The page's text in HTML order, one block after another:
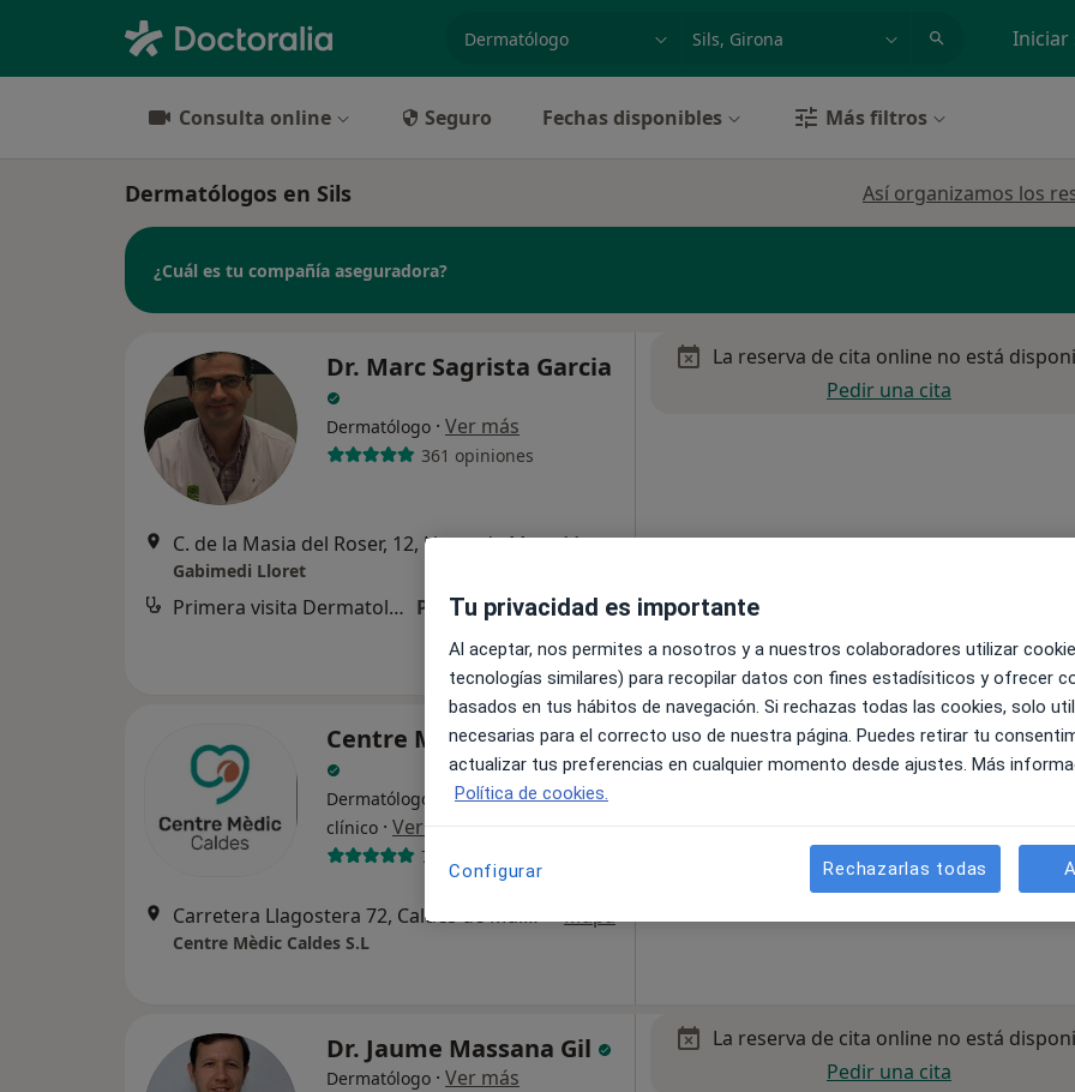
especialidad, enfermedad o nombre Iniciar
Consulta online Seguro Fechas disponibles Más filtros
Dermatólogos en Sils Así organizamos los
¿Cuál es tu compañía aseguradora?
Dr. Marc Sagrista Garcia
Dermatólogo · Ver más
361 opiniones
C. de la Masia del Roser, 12, Lloret de Mar•Mapa
Gabimedi Lloret
Primera visita Dermatología Precio sin especificar
La reserva de cita online no está
Pedir una cita
Centre Mèdic Caldes S.L
Dermatólogo, Acupuntor, Analista
clínico · Ver más
790 opiniones
Carretera Llagostera 72, Caldes de Malavella •Mapa
Centre Mèdic Caldes S.L
La reserva de cita online no está
Mostrar perfil
Dr. Jaume Massana Gil
Dermatólogo · Ver más
La reserva de cita online no está
Pedir una cita
Tu privacidad es importante
Al aceptar, nos permites a nosotros y a nuestros colaboradores utilizar
tecnologías similares) para recopilar datos con fines estadísiticos y ofrecer
basados en tus hábitos de navegación. Si rechazas todas las cookies, solo
necesarias para el correcto uso de nuestra página. Puedes retirar tu
actualizar tus preferencias en cualquier momento desde ajustes. Más
Política de cookies.
Configurar Rechazarlas todas